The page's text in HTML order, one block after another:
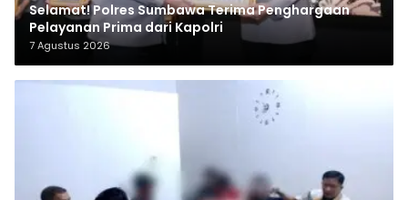
Selamat! Polres Sumbawa Terima Penghargaan
Pelayanan Prima dari Kapolri
7 Agustus 2026